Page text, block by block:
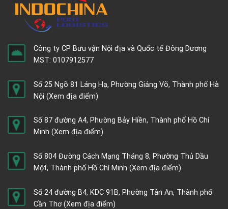
Công ty CP Bưu vận Nội địa và Quốc tế Đông Dương
MST: 0107912577
Số 25 Ngõ 81 Láng Hạ, Phường Giảng Võ, Thành phố Hà
Nội (Xem địa điểm)
Số 87 đường A4, Phường Bảy Hiền, Thành phố Hồ Chí
Minh (Xem địa điểm)
Số 804 Đường Cách Mạng Tháng 8, Phường Thủ Dầu
Một, Thành phố Hồ Chí Minh (Xem địa điểm)
Số 24 đường B4, KDC 91B, Phường Tân An, Thành phố
Cần Thơ(Xem địa điểm)